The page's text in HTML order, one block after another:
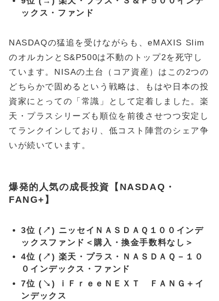
ックス・ファンド
NASDAQの猛追を受けながらも、eMAXIS Slim
のオルカンとS&P500は不動のトップ2を死守し
ています。NISAの土台（コア資産）はこの2つの
どちらかで固めるという戦略は、もはや日本の投
資家にとっての「常識」として定着しました。楽
天・プラスシリーズも順位を前後させつつ安定し
てランクインしており、低コスト陣営のシェア争
いが続いています。
爆発的人気の成長投資【NASDAQ・
FANG+】
3位 (↗) ニッセイＮＡＳＤＡＱ１００インデ
ックスファンド＜購入・換金手数料なし＞
4位 (↗) 楽天・プラス・ＮＡＳＤＡＱ－１０
０インデックス・ファンド
7位 (↘) ｉＦｒｅｅＮＥＸＴ ＦＡＮＧ＋イ
ンデックス